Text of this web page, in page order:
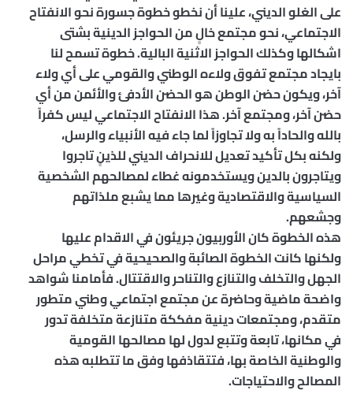
على الغلو الديني، علينا أن نخطو خطوة جسورة نحو الانفتاح
الاجتماعي، نحو مجتمع خالٍ من الحواجز الدينية بشتى
اشكالها وكذلك الحواجز الاثنية البالية. خطوة تسمح لنا
بايجاد مجتمع تفوق ولاءه الوطني والقومي على أي ولاء
آخر، ويكون حضن الوطن هو الحضن الأدفئ والأئمن من أي
حضن آخر، ومجتمع آخر. هذا الانفتاح الاجتماعي ليس كفراً
بالله والحاداً به ولا تجاوزاً لما جاء فيه الأنبياء والرسل،
ولكنه بكل تأكيد تعديل للانحراف الديني للذينٍ تاجروا
ويتاجرون بالدين ويستخدمونه غطاء لمصالحهم الشخصية
السياسية والاقتصادية وغيرها مما يشبع ملذاتهم
وجشعهم.
هذه الخطوة كان الأوربيون جريئون في الاقدام عليها
ولكنها كانت الخطوة الصائبة والصحيحية في تخطي مراحل
الجهل والتخلف والتنازع والتناحر والاقتتال. فأمامنا شواهد
واضحة ماضية وحاضرة عن مجتمع اجتماعي وطني متطور
متقدم، ومجتمعات دينية مفككة متنازعة متخلفة تدور
في مكانها، تابعة وتتبع لدول لها مصالحها القومية
والوطنية الخاصة بها، فتتقاذفها وفق ما تتطلبه هذه
المصالح والاحتياجات.